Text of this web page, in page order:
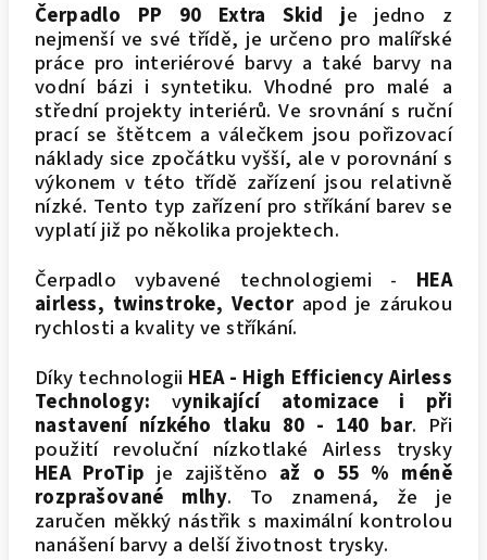
Čerpadlo PP 90 Extra Skid je jedno z
nejmenší ve své třídě, je určeno pro malířské
práce pro interiérové barvy a také barvy na
vodní bázi i syntetiku. Vhodné pro malé a
střední projekty interiérů. Ve srovnání s ruční
prací se štětcem a válečkem jsou pořizovací
náklady sice zpočátku vyšší, ale v porovnání s
výkonem v této třídě zařízení jsou relativně
nízké. Tento typ zařízení pro stříkání barev se
vyplatí již po několika projektech.
Čerpadlo vybavené technologiemi - HEA
airless, twinstroke, Vectorapod je zárukou
rychlosti a kvality ve stříkání.
Díky technologii HEA - High Efficiency Airless
Technology: vynikající atomizace i při
nastavení nízkého tlaku 80 - 140 bar. Při
použití revoluční nízkotlaké Airless trysky
HEA ProTip je zajištěno až o 55 % méně
rozprašované mlhy. To znamená, že je
zaručen měkký nástřik s maximální kontrolou
nanášení barvy a delší životnost trysky.